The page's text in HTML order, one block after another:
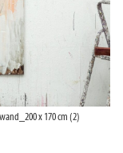
x 170 cm (2)